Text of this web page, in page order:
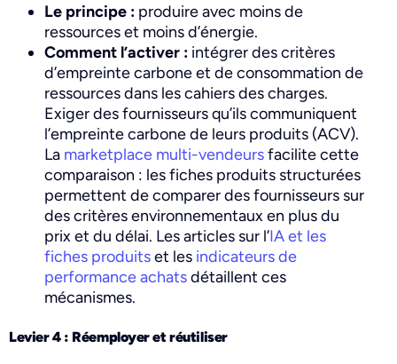
Le principe : produire avec moins de
ressources et moins d’énergie.
Comment l’activer : intégrer des critères
d’empreinte carbone et de consommation de
ressources dans les cahiers des charges.
Exiger des fournisseurs qu’ils communiquent
l’empreinte carbone de leurs produits (ACV).
La marketplace multi-vendeursfacilite cette
comparaison : les fiches produits structurées
permettent de comparer des fournisseurs sur
des critères environnementaux en plus du
prix et du délai. Les articles sur l’IA et les
fiches produitset les indicateurs de
performance achatsdétaillent ces
mécanismes.
Levier 4 : Réemployer et réutiliser